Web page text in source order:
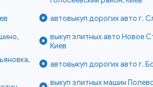
автовыкуп дорогих авто г.
выкуп элитных авто Новое
Киев
автовыкуп дорогих авто г.
выкуп элитных машин